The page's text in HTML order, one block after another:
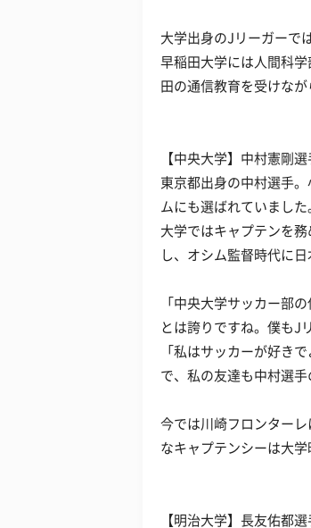
大学出身のJリーガーで
早稲田大学には人間科
田の通信教育を受けな
【中央大学】中村憲剛
東京都出身の中村選手
ムにも選ばれていまし
大学ではキャプテンを
し、オシム監督時代に
「中央大学サッカー部
とは誇りですね。僕もJ
「私はサッカーが好き
で、私の友達も中村選
今では川崎フロンター
なキャプテンシーは大学
【明治大学】長友佑都選